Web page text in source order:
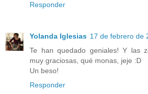
Responder
Yolanda Iglesias 17 de febrero de
Te han quedado geniales! Y las
muy graciosas, qué monas, jeje :D
Un beso!
Responder